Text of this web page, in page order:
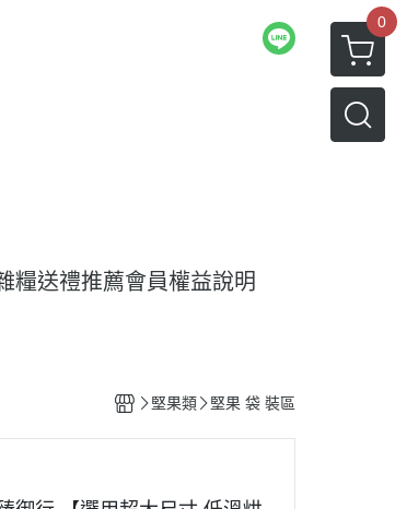
0
糧送禮推薦會員權益說明
堅果類 堅果 袋 裝區